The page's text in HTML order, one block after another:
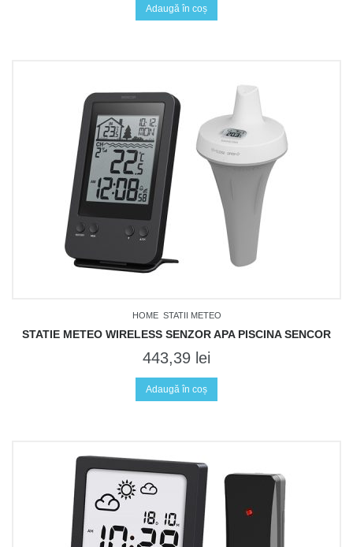
Adaugă în coș
HOME STATII METEO
STATIE METEO WIRELESS SENZOR APA PISCINA SENCOR
443,39 lei
Adaugă în coș